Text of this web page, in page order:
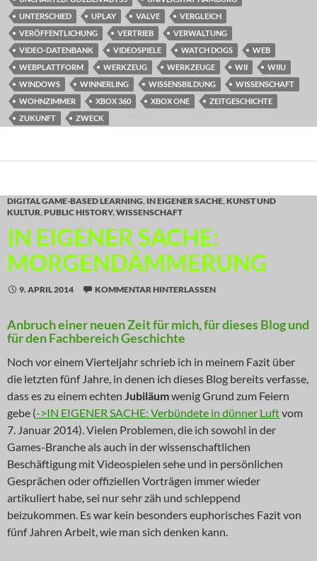
UNTERSCHIED
UPLAY VALVE
VERGLEICH
VERÖFFENTLICHUNG
VERTRIEB
VERWALTUNG
VIDEO-DATENBANK
VIDEOSPIELE WATCH DOGS
WEB
WEBPLATTFORM
WERKZEUG WERKZEUGE WII
WIIU
WINDOWS
WINNERLING WISSENSBILDUNG
WISSENSCHAFT
WOHNZIMMER
XBOX 360 XBOX ONE
ZEITGESCHICHTE
ZUKUNFT
ZWECK
DIGITAL GAME-BASED LEARNING, IN EIGENER SACHE, KUNST UND
KULTUR, PUBLIC HISTORY, WISSENSCHAFT
IN EIGENER SACHE:
MORGENDÄMMERUNG
9. APRIL 2014 KOMMENTAR HINTERLASSEN
Anbruch einer neuen Zeit für mich, für dieses Blog und
für den Fachbereich Geschichte
Noch vor einem Vierteljahr schrieb ich in meinem Fazit über
die letzten fünf Jahre, in denen ich dieses Blog bereits verfasse,
dass es zu einem echten Jubiläumwenig Grund zum Feiern
gebe (->IN EIGENER SACHE: Verbündete in dünner Luftvom
7. Januar 2014). Vielen Problemen, die ich sowohl in der
Games-Branche als auch in der wissenschaftlichen
Beschäftigung mit Videospielen sehe und in persönlichen
Gesprächen oder offiziellen Vorträgen immer wieder
artikuliert habe, sei nur sehr zäh und schleppend
beizukommen. Es war kein besonders euphorisches Fazit von
fünf Jahren Arbeit, wie man sich denken kann.